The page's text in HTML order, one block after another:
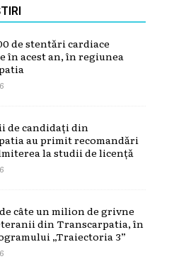
de stentări cardiace
în acest an, în regiunea
de candidați din
au primit recomandări
la studii de licență
câte un milion de grivne
din Transcarpatia, în
„Traiectoria 3”